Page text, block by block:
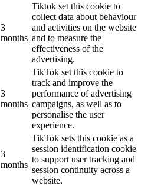
3
months
Tiktok set this cookie to
collect data about behaviour
and activities on the website
and to measure the
effectiveness of the
advertising.
3
months
TikTok set this cookie to
track and improve the
performance of advertising
campaigns, as well as to
personalise the user
experience.
3
months
TikTok sets this cookie as a
session identification cookie
to support user tracking and
session continuity across a
website.